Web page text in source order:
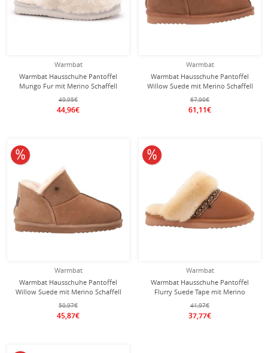
Warmbat
Warmbat Hausschuhe Pantoffel
Mungo Fur mit Merino Schaffell
blush beige Damen
49,95€
44,96€
Warmbat
Warmbat Hausschuhe Pantoffel
Willow Suede mit Merino Schaffell
cognacbraun Damen
67,90€
61,11€
Warmbat
Warmbat Hausschuhe Pantoffel
Willow Suede mit Merino Schaffell
cognacbraun Damen (Kopie)
50,97€
45,87€
10% reduziert
Warmbat
Warmbat Hausschuhe Pantoffel
Flurry Suede Tape mit Merino
Schaffell cognac braun Damen
41,97€
37,77€
10% reduziert